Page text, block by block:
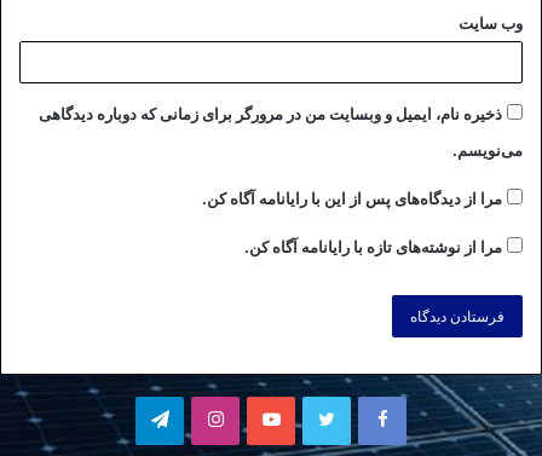
وب‌ سایت
ذخیره نام، ایمیل و وبسایت من در مرورگر برای زمانی که دوباره دیدگاهی
می‌نویسم.
مرا از دیدگاه‌های پس از این با رایانامه آگاه کن.
مرا از نوشته‌های تازه با رایانامه آگاه کن.
فیسبوک توییتر یوتیوباینستاگرامتلگرام